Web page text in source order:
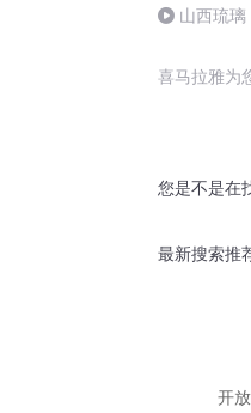
山西琉璃
喜马拉雅为
您是不是在
最新搜索推
开